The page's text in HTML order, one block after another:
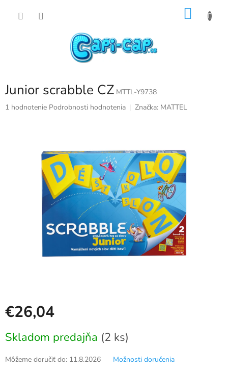
Junior scrabble CZ MTTL-Y9738
Priemerné
1 hodnotenie Podrobnosti hodnotenia Značka: MATTEL
€26,04
cena:
Skladom predajňa (2 ks)
Môžeme doručiť do: 11.8.2026 Možnosti doručenia